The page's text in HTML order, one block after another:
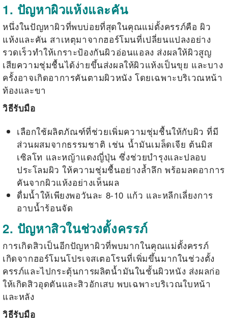
1. ปัญหาผิวแห้งและคัน
หนึ่งในปัญหาผิวที่พบบ่อยที่สุดในคุณแม่ตั้งครรภ์คือ ผิว
แห้งและคัน สาเหตุมาจากฮอร์โมนที่เปลี่ยนแปลงอย่าง
รวดเร็วทำให้เกราะป้องกันผิวอ่อนแอลง ส่งผลให้ผิวสูญ
เสียความชุ่มชื้นได้ง่ายขึ้นส่งผลให้ผิวแห้งเป็นขุย และบาง
ครั้งอาจเกิดอาการคันตามผิวหนัง โดยเฉพาะบริเวณหน้า
ท้องและขา
วิธีรับมือ
เลือกใช้ผลิตภัณฑ์ที่ช่วยเพิ่มความชุ่มชื้นให้กับผิว ที่มี
ส่วนผสมจากธรรมชาติ เช่น น้ำมันเมล็ดเจีย ต้นมิส
เซิลโท และหญ้าแดงญี่ปุ่น ซึ่งช่วยบำรุงและปลอบ
ประโลมผิว ให้ความชุ่มชื้นอย่างล้ำลึก พร้อมลดอาการ
คันจากผิวแห้งอย่างเห็นผล
ดื่มน้ำให้เพียงพอวันละ 8-10 แก้ว และหลีกเลี่ยงการ
อาบน้ำร้อนจัด
2. ปัญหาสิวในช่วงตั้งครรภ์
การเกิดสิวเป็นอีกปัญหาผิวที่พบมากในคุณแม่ตั้งครรภ์
เกิดจากฮอร์โมนโปรเจสเตอโรนที่เพิ่มขึ้นมากในช่วงตั้ง
ครรภ์และไปกระตุ้นการผลิตน้ำมันในชั้นผิวหนัง ส่งผลก่อ
ให้เกิดสิวอุดตันและสิวอักเสบ พบเฉพาะบริเวณใบหน้า
และหลัง
วิธีรับมือ